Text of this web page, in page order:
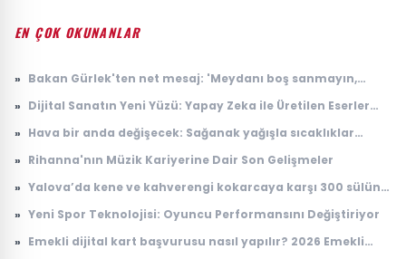
EN ÇOK OKUNANLAR
» Bakan Gürlek'ten net mesaj: 'Meydanı boş sanmayın,
» Dijital Sanatın Yeni Yüzü: Yapay Zeka ile Üretilen Eserler
» Hava bir anda değişecek: Sağanak yağışla sıcaklıklar
» Rihanna'nın Müzik Kariyerine Dair Son Gelişmeler
» Yalova’da kene ve kahverengi kokarcaya karşı 300 sülün
» Yeni Spor Teknolojisi: Oyuncu Performansını Değiştiriyor
» Emekli dijital kart başvurusu nasıl yapılır? 2026 Emekli